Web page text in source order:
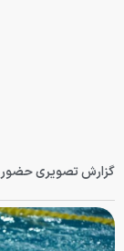
گزارش تصویری حضور